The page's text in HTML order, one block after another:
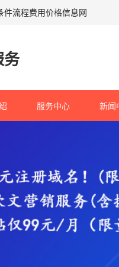
件流程费用价格信息网
务
服务中心 新闻